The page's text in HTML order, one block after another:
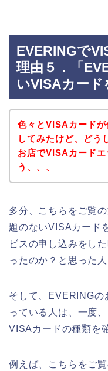
EVERINGで
理由５．「
いVISAカード
色々とVISAカード
してみたけど、どう
お店でVISAカードエ
う、、、
多分、こちらをご覧
題のないVISAカード
ビスの申し込みをし
ったのか？と思った
そして、EVERINGの
っている人は、一度
VISAカードの種類を
例えば、こちらをご